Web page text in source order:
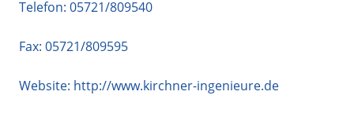
Telefon: 05721/809540
Fax: 05721/809595
Website: http://www.kirchner-ingenieure.de